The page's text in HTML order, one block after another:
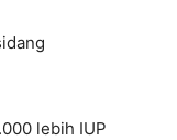
lebih IUP